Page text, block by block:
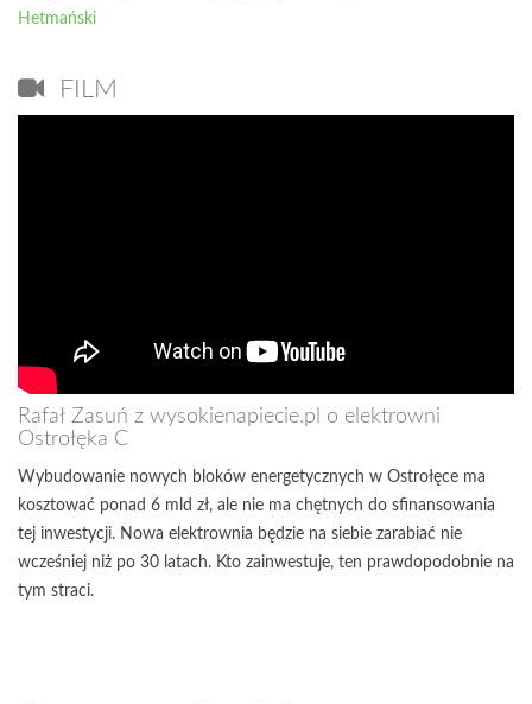
Hetmański
FILM
Rafał Zasuń z wysokienapiecie.pl o elektrowni
Ostrołęka C
Wybudowanie nowych bloków energetycznych w Ostrołęce ma
kosztować ponad 6 mld zł, ale nie ma chętnych do sfinansowania
tej inwestycji. Nowa elektrownia będzie na siebie zarabiać nie
wcześniej niż po 30 latach. Kto zainwestuje, ten prawdopodobnie na
tym straci.